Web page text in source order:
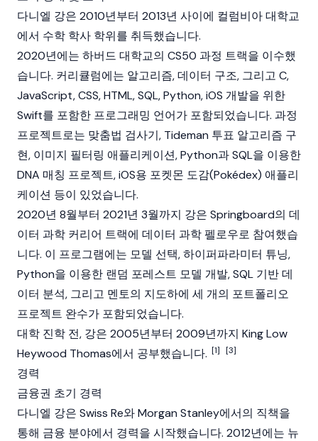
다니엘 강은 2010년부터 2013년 사이에 컬럼비아 대학교
에서 수학 학사 학위를 취득했습니다.
2020년에는 하버드 대학교의 CS50 과정 트랙을 이수했
습니다. 커리큘럼에는 알고리즘, 데이터 구조, 그리고 C,
JavaScript, CSS, HTML, SQL, Python, iOS 개발을 위한
Swift를 포함한 프로그래밍 언어가 포함되었습니다. 과정
프로젝트로는 맞춤법 검사기, Tideman 투표 알고리즘 구
현, 이미지 필터링 애플리케이션, Python과 SQL을 이용한
DNA 매칭 프로젝트, iOS용 포켓몬 도감(Pokédex) 애플리
케이션 등이 있었습니다.
2020년 8월부터 2021년 3월까지 강은 Springboard의 데
이터 과학 커리어 트랙에 데이터 과학 펠로우로 참여했습
니다. 이 프로그램에는 모델 선택, 하이퍼파라미터 튜닝,
Python을 이용한 랜덤 포레스트 모델 개발, SQL 기반 데
이터 분석, 그리고 멘토의 지도하에 세 개의 포트폴리오
프로젝트 완수가 포함되었습니다.
대학 진학 전, 강은 2005년부터 2009년까지 King Low
Heywood Thomas에서 공부했습니다. [1] [3]
경력
금융권 초기 경력
다니엘 강은 Swiss Re와 Morgan Stanley에서의 직책을
통해 금융 분야에서 경력을 시작했습니다. 2012년에는 뉴